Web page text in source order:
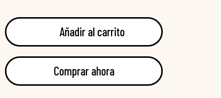
Añadir al carrito
Comprar ahora